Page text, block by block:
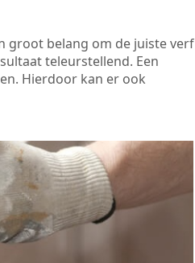
groot belang om de juiste verf
teleurstellend. Een
Hierdoor kan er ook